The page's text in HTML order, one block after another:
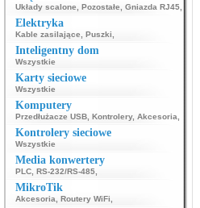
Układy scalone Pozostałe Gniazda RJ45,
Elektryka
Kable zasilające Puszki
Inteligentny dom
Wszystkie
Karty sieciowe
Wszystkie
Komputery
Przedłużacze USB, Kontrolery, Akcesoria
Kontrolery sieciowe
Wszystkie
Media konwertery
PLC, RS-232/RS-485,
MikroTik
Akcesoria Routery WiFi